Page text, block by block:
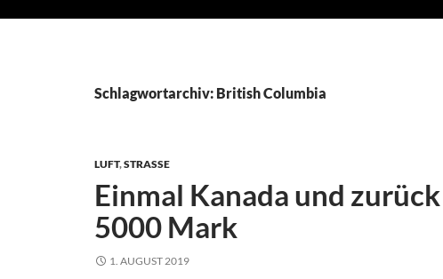
Schlagwortarchiv: British Columbia
LUFT,STRASSE
Einmal Kanada und
5000 Mark
1. AUGUST 2019